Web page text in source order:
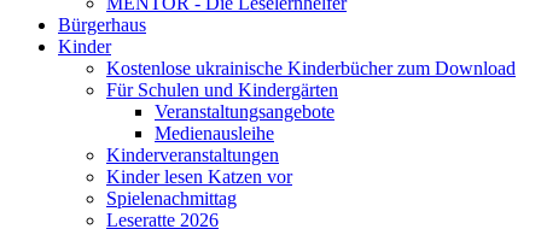
Bürgerhaus
Kinder
Kostenlose ukrainische Kinderbücher zum Download
Für Schulen und Kindergärten
Veranstaltungsangebote
Medienausleihe
Kinderveranstaltungen
Kinder lesen Katzen vor
Spielenachmittag
Leseratte 2026